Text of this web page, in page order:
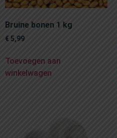
Bruine bonen 1 kg
€ 5,99
Toevoegen aan
winkelwagen